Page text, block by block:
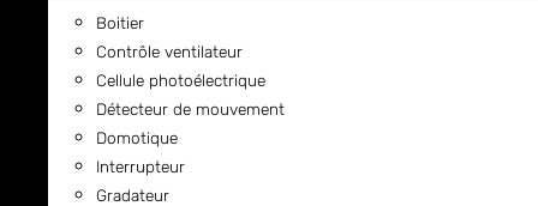
Boitier
Contrôle ventilateur
Cellule photoélectrique
Détecteur de mouvement
Domotique
Interrupteur
Gradateur